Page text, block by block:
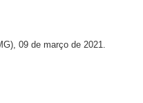
09 de março de 2021.